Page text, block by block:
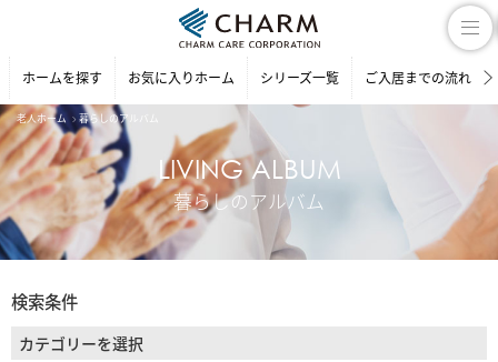
ホームを探す お気に入りホーム シリーズ一覧 ご入居までの流れ
老人ホーム 暮らしのアルバム
LIVING ALBUM
暮らしのアルバム
検索条件
カテゴリーを選択